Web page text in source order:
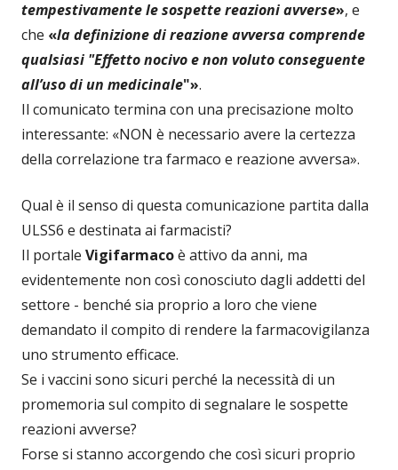
tempestivamente le sospette reazioni avverse», e
che «la definizione di reazione avversa comprende
qualsiasi "Effetto nocivo e non voluto conseguente
all’uso di un medicinale"».
Il comunicato termina con una precisazione molto
interessante: «NON è necessario avere la certezza
della correlazione tra farmaco e reazione avversa».
Qual è il senso di questa comunicazione partita dalla
ULSS6 e destinata ai farmacisti?
Il portale Vigifarmacoè attivo da anni, ma
evidentemente non così conosciuto dagli addetti del
settore - benché sia proprio a loro che viene
demandato il compito di rendere la farmacovigilanza
uno strumento efficace.
Se i vaccini sono sicuri perché la necessità di un
promemoria sul compito di segnalare le sospette
reazioni avverse?
Forse si stanno accorgendo che così sicuri proprio